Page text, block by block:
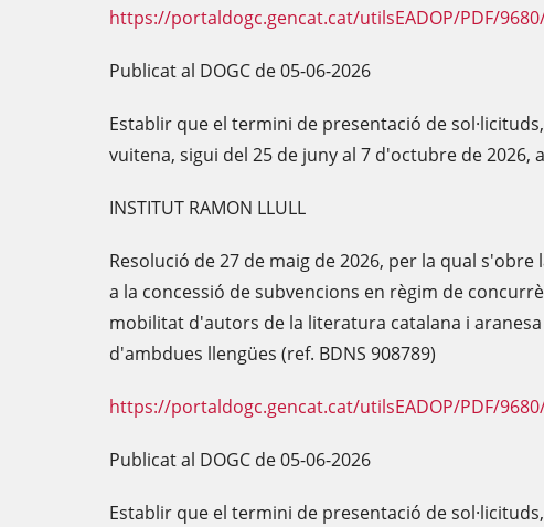
https://portaldogc.gencat.cat/utilsEADOP/PDF/
Publicat al DOGC de 05-06-2026
Establir que el termini de presentació de
vuitena, sigui del 25 de juny al 7 d'octubre de 2026,
INSTITUT RAMON LLULL
Resolució de 27 de maig de 2026, per la qual
a la concessió de subvencions en règim de
mobilitat d'autors de la literatura catalana i
d'ambdues llengües (ref. BDNS 908789)
https://portaldogc.gencat.cat/utilsEADOP/PDF/
Publicat al DOGC de 05-06-2026
Establir que el termini de presentació de